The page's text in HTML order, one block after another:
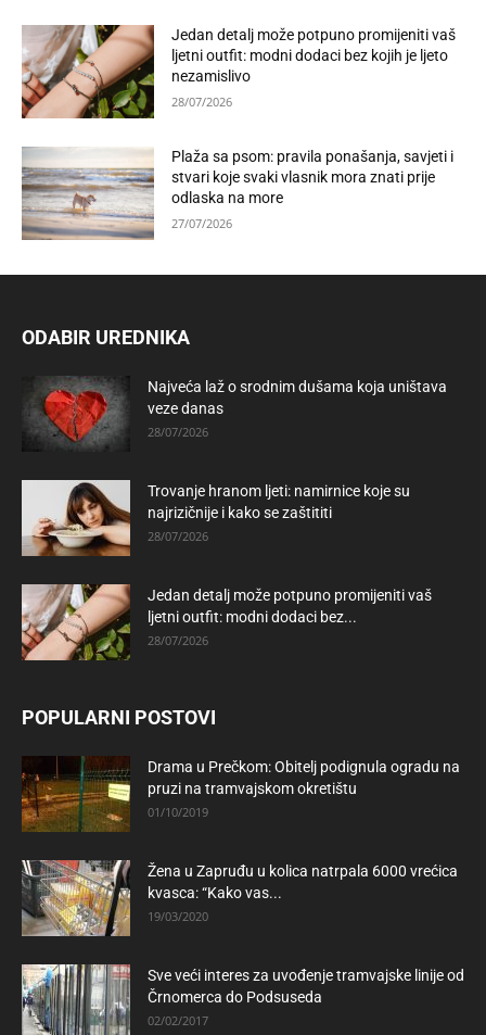
Jedan detalj može potpuno promijeniti vaš
ljetni outfit: modni dodaci bez kojih je ljeto
nezamislivo
28/07/2026
Plaža sa psom: pravila ponašanja, savjeti i
stvari koje svaki vlasnik mora znati prije
odlaska na more
27/07/2026
ODABIR UREDNIKA
Najveća laž o srodnim dušama koja uništava
veze danas
28/07/2026
Trovanje hranom ljeti: namirnice koje su
najrizičnije i kako se zaštititi
28/07/2026
Jedan detalj može potpuno promijeniti vaš
ljetni outfit: modni dodaci bez...
28/07/2026
POPULARNI POSTOVI
Drama u Prečkom: Obitelj podignula ogradu na
pruzi na tramvajskom okretištu
01/10/2019
Žena u Zapruđu u kolica natrpala 6000 vrećica
kvasca: “Kako vas...
19/03/2020
Sve veći interes za uvođenje tramvajske linije od
Črnomerca do Podsuseda
02/02/2017